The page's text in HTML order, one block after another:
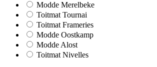
Modde Merelbeke
Toitmat Tournai
Toitmat Frameries
Modde Oostkamp
Modde Alost
Toitmat Nivelles